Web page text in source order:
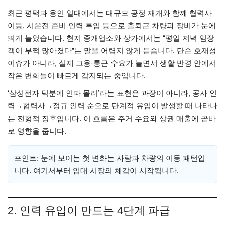
최근 평택과 용인 일대에서는 대규모 공정 재개와 함께 협력사
이동, 시운전 준비 인력 투입 등으로 출퇴근 차량과 장비가 눈에
띄게 늘었습니다. 현지 중개업소와 상가에서는 “평일 저녁 임장
객이 부쩍 많아졌다”는 말을 어렵지 않게 듣습니다. 단순 호재성
이슈가 아니라, 실제 고용·통근 수요가 늘면서 생활 반경 안에서
작은 변화들이 빠르게 감지되는 중입니다.
‘삼성전자 덕분에 인파 몰려’라는 표현은 과장이 아니라, 공사 인
력→협력사→정규 인력 순으로 단계적 유입이 발생할 때 나타나
는 전형적 징후입니다. 이 흐름은 주거 수요와 상권 매출에 곧바
로 영향을 줍니다.
포인트: 눈에 보이는 첫 변화는 사람과 차량의 이동 패턴입
니다. 여기서부터 임대 시장의 체감이 시작됩니다.
2. 인력 유입이 만드는 4단계 파급